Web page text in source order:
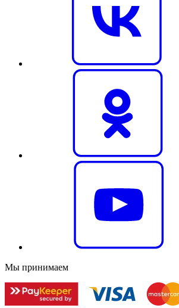
Мы принимаем